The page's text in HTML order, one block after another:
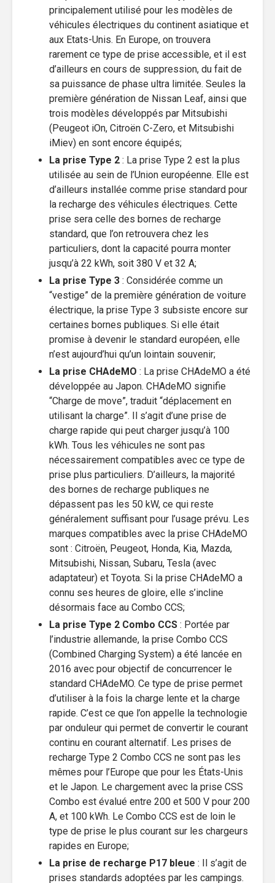
principalement utilisé pour les modèles de
véhicules électriques du continent asiatique et
aux Etats-Unis. En Europe, on trouvera
rarement ce type de prise accessible, et il est
d’ailleurs en cours de suppression, du fait de
sa puissance de phase ultra limitée. Seules la
première génération de Nissan Leaf, ainsi que
trois modèles développés par Mitsubishi
(Peugeot iOn, Citroën C-Zero, et Mitsubishi
iMiev) en sont encore équipés;
La prise Type 2 : La prise Type 2 est la plus
utilisée au sein de l’Union européenne. Elle est
d’ailleurs installée comme prise standard pour
la recharge des véhicules électriques. Cette
prise sera celle des bornes de recharge
standard, que l’on retrouvera chez les
particuliers, dont la capacité pourra monter
jusqu’à 22 kWh, soit 380 V et 32 A;
La prise Type 3 : Considérée comme un
“vestige” de la première génération de voiture
électrique, la prise Type 3 subsiste encore sur
certaines bornes publiques. Si elle était
promise à devenir le standard européen, elle
n’est aujourd’hui qu’un lointain souvenir;
La prise CHAdeMO : La prise CHAdeMO a été
développée au Japon. CHAdeMO signifie
“Charge de move”, traduit “déplacement en
utilisant la charge”. Il s’agit d’une prise de
charge rapide qui peut charger jusqu’à 100
kWh. Tous les véhicules ne sont pas
nécessairement compatibles avec ce type de
prise plus particuliers. D’ailleurs, la majorité
des bornes de recharge publiques ne
dépassent pas les 50 kW, ce qui reste
généralement suffisant pour l’usage prévu. Les
marques compatibles avec la prise CHAdeMO
sont : Citroën, Peugeot, Honda, Kia, Mazda,
Mitsubishi, Nissan, ​Subaru, Tesla (avec
adaptateur) et Toyota. Si la prise CHAdeMO a
connu ses heures de gloire, elle s’incline
désormais face au Combo CCS;
La prise Type 2 Combo CCS : Portée par
l’industrie allemande, la prise Combo CCS
(Combined Charging System) a été lancée en
2016 avec pour objectif de concurrencer le
standard CHAdeMO. Ce type de prise permet
d’utiliser à la fois la charge lente et la charge
rapide. C’est ce que l’on appelle la technologie
par onduleur qui permet de convertir le courant
continu en courant alternatif. Les prises de
recharge Type 2 Combo CCS ne sont pas les
mêmes pour l’Europe que pour les États-Unis
et le Japon. Le chargement avec la prise CSS
Combo est évalué entre 200 et 500 V pour 200
A, et 100 kWh. Le Combo CCS est de loin le
type de prise le plus courant sur les chargeurs
rapides en Europe;
La prise de recharge P17 bleue : Il s’agit de
prises standards adoptées par les campings.